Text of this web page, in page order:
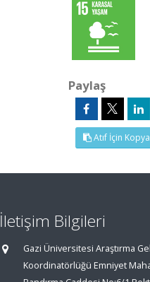
Paylaş
Atıf İçin
İletişim Bilgileri
Gazi Üniversitesi Araştırma
Koordinatörlüğü Emniyet